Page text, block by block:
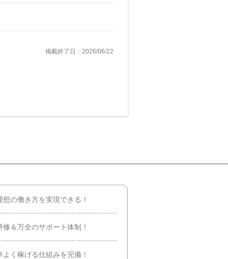
掲載終了日：2026/06/22
の働き方を実現できる！
＆万全のサポート体制！
く稼げる仕組みを完備！